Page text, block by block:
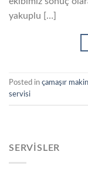
yakuplu […]
Posted in çamaşır
servisi
SERVISLER